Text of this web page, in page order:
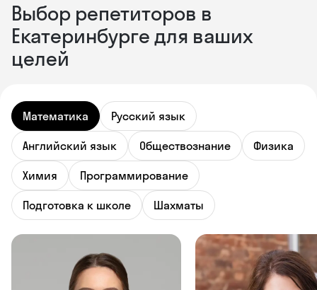
Выбор репетиторов в
Екатеринбурге для ваших
целей
Математика Русский язык
Английский язык Обществознание Физика
Химия Программирование
Подготовка к школе Шахматы